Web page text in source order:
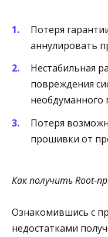
Потеря
аннулировать
Нестабильная
повреждения
необдуманного
Потеря
прошивки от
Как получитьRoot-
Ознакомившись с
недостатками